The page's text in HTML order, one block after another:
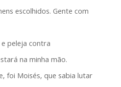
escolhidos. Gente com
e peleja contra
na minha mão.
foi Moisés, que sabia lutar